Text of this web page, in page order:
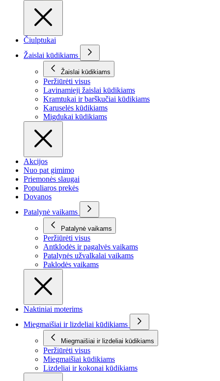
Čiulptukai
Žaislai kūdikiams
Žaislai kūdikiams
Peržiūrėti visus
Lavinamieji žaislai kūdikiams
Kramtukai ir barškučiai kūdikiams
Karuselės kūdikiams
Migdukai kūdikiams
Akcijos
Nuo pat gimimo
Priemonės slaugai
Populiaros prekės
Dovanos
Patalynė vaikams
Patalynė vaikams
Peržiūrėti visus
Antklodės ir pagalvės vaikams
Patalynės užvalkalai vaikams
Paklodės vaikams
Naktiniai moterims
Miegmaišiai ir lizdeliai kūdikiams
Miegmaišiai ir lizdeliai kūdikiams
Peržiūrėti visus
Miegmaišiai kūdikiams
Lizdeliai ir kokonai kūdikiams